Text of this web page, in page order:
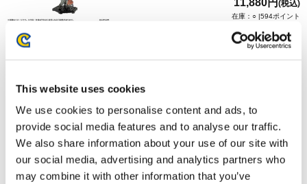
This website uses cookies
We use cookies to personalise content and ads, to
provide social media features and to analyse our traffic.
We also share information about your use of our site with
our social media, advertising and analytics partners who
may combine it with other information that you’ve
11,880円 (税込)
在庫：○ |594ポイント
リオレウス Ver.2.0 & 雌火竜 リオレイア Ver.2.0 イーカプコ
ンセット